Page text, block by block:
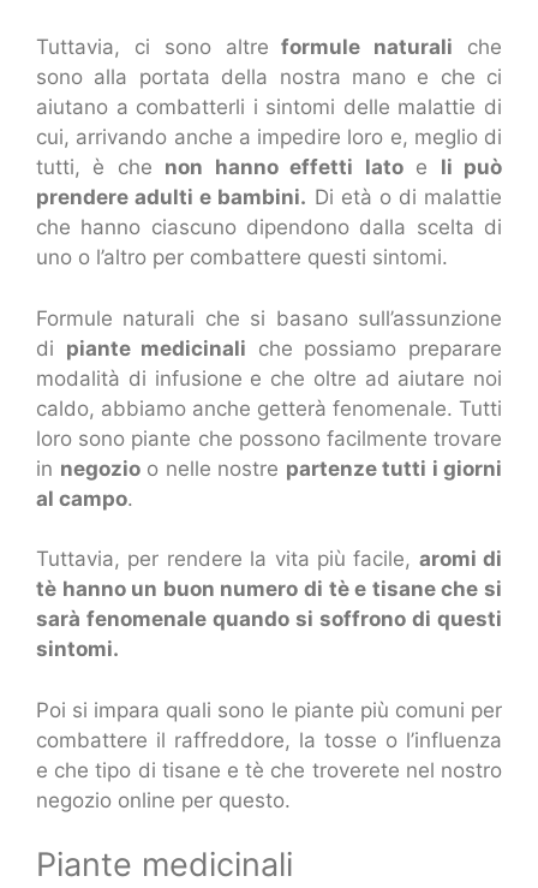
Tuttavia, ci sono altre formule naturali che
sono alla portata della nostra mano e che ci
aiutano a combatterli i sintomi delle malattie di
cui, arrivando anche a impedire loro e, meglio di
tutti, è che non hanno effetti latoe li può
prendere adulti e bambini. Di età o di malattie
che hanno ciascuno dipendono dalla scelta di
uno o l’altro per combattere questi sintomi.
Formule naturali che si basano sull’assunzione
di piante medicinali che possiamo preparare
modalità di infusione e che oltre ad aiutare noi
caldo, abbiamo anche getterà fenomenale. Tutti
loro sono piante che possono facilmente trovare
in negozioo nelle nostre partenze tutti i giorni
al campo.
Tuttavia, per rendere la vita più facile, aromi di
tè hanno un buon numero di tè e tisane che si
sarà fenomenale quando si soffrono di questi
sintomi.
Poi si impara quali sono le piante più comuni per
combattere il raffreddore, la tosse o l’influenza
e che tipo di tisane e tè che troverete nel nostro
negozio online per questo.
Piante medicinali